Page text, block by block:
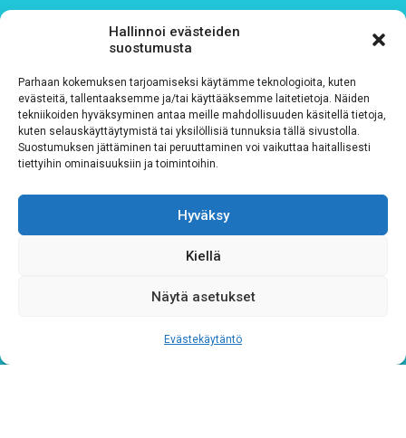
Hallinnoi evästeiden
suostumusta
Parhaan kokemuksen tarjoamiseksi käytämme teknologioita, kuten
evästeitä, tallentaaksemme ja/tai käyttääksemme laitetietoja. Näiden
tekniikoiden hyväksyminen antaa meille mahdollisuuden käsitellä tietoja,
kuten selauskäyttäytymistä tai yksilöllisiä tunnuksia tällä sivustolla.
Suostumuksen jättäminen tai peruuttaminen voi vaikuttaa haitallisesti
tiettyihin ominaisuuksiin ja toimintoihin.
Hyväksy
Kiellä
Näytä asetukset
Evästekäytäntö
Verkkolaskutustiedot